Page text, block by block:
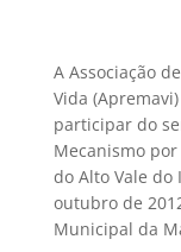
A Associação
Vida
participar do
Mecanismo
do Alto Vale
outubro de
Municipal da